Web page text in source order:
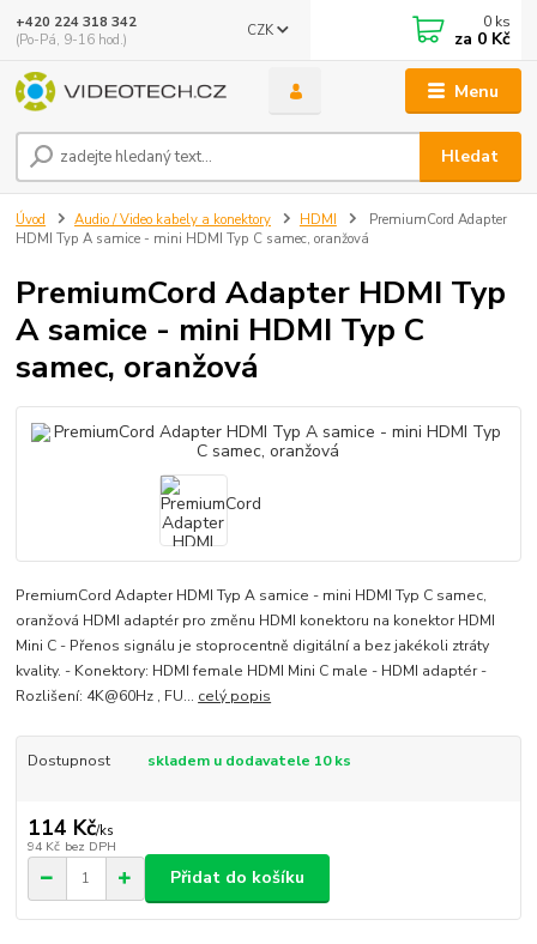
Menu
CZK
Hledat
+420 224 318 342
(Po-Pá, 9-16 hod.)
0 ks
za 0 Kč
Úvod Audio / Video kabely a konektory HDMI
PremiumCord Adapter
HDMI Typ A samice - mini HDMI Typ C samec, oranžová
PremiumCord Adapter HDMI Typ
A samice - mini HDMI Typ C
samec, oranžová
PremiumCord Adapter HDMI Typ A samice - mini HDMI Typ C samec,
oranžová HDMI adaptér pro změnu HDMI konektoru na konektor HDMI
Mini C - Přenos signálu je stoprocentně digitální a bez jakékoli ztráty
kvality. - Konektory: HDMI female HDMI Mini C male - HDMI adaptér -
Rozlišení: 4K@60Hz , FU... celý popis
Dostupnost skladem u dodavatele 10 ks
114 Kč/ks
94 Kč bez DPH
Přidat do košíku